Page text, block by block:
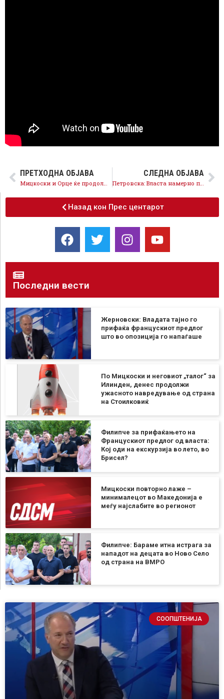
ПРЕТХОДНА ОБЈАВА
Мицкоски и Орце ќе продолжат со дивоградбите во Чаир и Скопје
СЛЕДНА ОБЈАВА
Петровска: Власта намерно прави деловнички грешки со Комисијата за АНБ, се плаши и бега од декласификација
Назад кон Прес центарот
Последни вести
Жерновски: Владата тајно го
прифаќа францускиот предлог
што во опозиција го напаѓаше
По Мицкоски и неговиот „талог“ за
Илинден, денес продолжи
ужасното навредување од страна
на Стоилковиќ
Филипче за прифаќањето на
Францускиот предлог од власта:
Кој оди на екскурзија во лето, во
Брисел?
Мицкоски повторно лаже –
минималецот во Македонија е
меѓу најслабите во регионот
Филипче: Бараме итна истрага за
нападот на децата во Ново Село
од страна на ВМРО
СООПШТЕНИЈА